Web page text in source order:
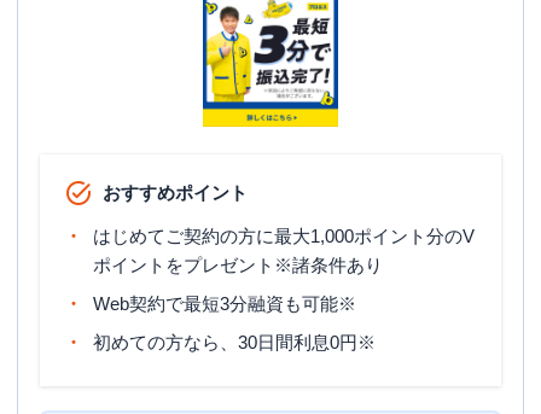
おすすめポイント
はじめてご契約の方に最大1,000ポイント分のV
ポイントをプレゼント※諸条件あり
Web契約で最短3分融資も可能※
初めての方なら、30日間利息0円※